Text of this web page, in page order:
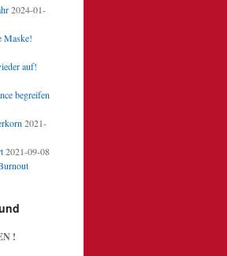
2024-01-
Maske!
auf!
begreifen
2021-
2021-09-08
!